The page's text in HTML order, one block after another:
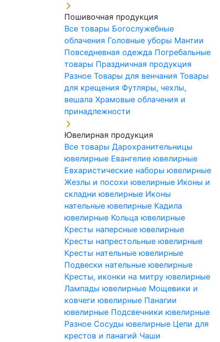
Пошивочная продукция
Все товары Богослужебные
облачения Головные уборы Мантии
Повседневная одежда Погребальные
товары Праздничная продукция
Разное Товары для венчания Товары
для крещения Футляры, чехлы,
вешала Храмовые облачения и
принадлежности
Ювелирная продукция
Все товары Дарохранительницы
ювелирные Евангелие ювелирные
Евхаристические наборы ювелирные
Жезлы и посохи ювелирные Иконы и
складни ювелирные Иконы
нательные ювелирные Кадила
ювелирные Кольца ювелирные
Кресты наперсные ювелирные
Кресты напрестольные ювелирные
Кресты нательные ювелирные
Подвески нательные ювелирные
Кресты, иконки на митру ювелирные
Лампады ювелирные Мощевики и
ковчеги ювелирные Панагии
ювелирные Подсвечники ювелирные
Разное Сосуды ювелирные Цепи для
крестов и панагий Чаши